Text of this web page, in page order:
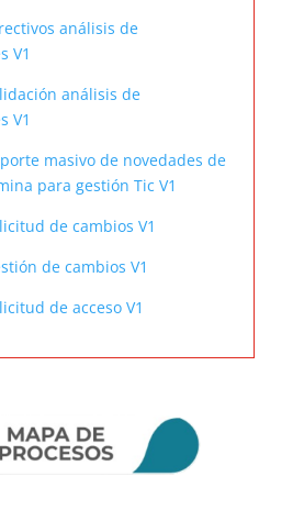
análisis de
V1
análisis de
V1
masivo de novedades de
para gestión Tic V1
de cambios V1
de cambios V1
de acceso V1